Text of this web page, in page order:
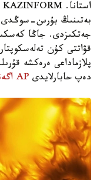
بەتىنىڭ بۇرىن-سوڭدى
جەتكىزدى. جاڭا
قۋاتتى كۇن
پلازماداعى ەرەكشە
دەپ حابارلايدى AP اگەنتتىگى